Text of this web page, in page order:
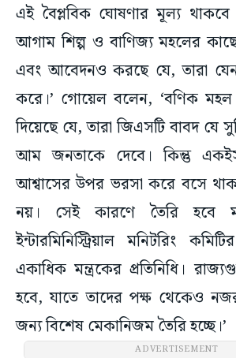
এই বৈপ্লবিক ঘোষণার মূল্য
আগাম শিল্প ও বাণিজ্য মহলের কাছে
এবং আবেদনও করছে যে, তারা যেন
করে।’ গোয়েল বলেন, ‘বণিক
দিয়েছে যে, তারা জিএসটি বাবদ যে
আম জনতাকে দেবে। কিন্তু
আশ্বাসের উপর ভরসা করে বসে
নয়। সেই কারণে তৈরি হবে
ইন্টারমিনিস্ট্রিয়াল মনিটরিং
একাধিক মন্ত্রকের প্রতিনিধি।
হবে, যাতে তাদের পক্ষ থেকেও
জন্য বিশেষ মেকানিজম তৈরি হচ্ছে।’
ADVERTISEMENT